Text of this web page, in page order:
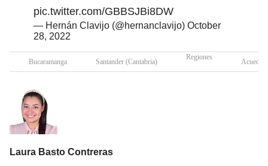
pic.twitter.com/GBBSJBi8DW
— Hernán Clavijo (@hernanclavijo) October
28, 2022
Bucaramanga Santander (Cantabria)
Regiones
Laura Basto Contreras